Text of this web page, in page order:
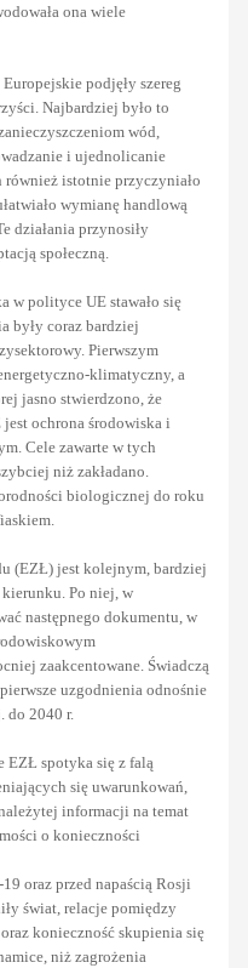
ona wiele
podjęły szereg
Najbardziej było to
wód,
i ujednolicanie
istotnie przyczyniało
wymianę handlową
działania przynosiły
społeczną.
w polityce UE stawało się
były coraz bardziej
Pierwszym
klimatyczny, a
jasno stwierdzono, że
ochrona środowiska i
Cele zawarte w tych
niż zakładano.
biologicznej do roku
(EZŁ) jest kolejnym, bardziej
Po niej, w
następnego dokumentu, w
zaakcentowane. Świadczą
uzgodnienia odnośnie
do 2040 r.
EZŁ spotyka się z falą
się uwarunkowań,
informacji na temat
o konieczności
oraz przed napaścią Rosji
świat, relacje pomiędzy
konieczność skupienia się
niż zagrożenia